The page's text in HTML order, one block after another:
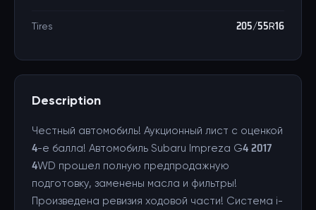
Tires 205/55R16
Description
Честный автомобиль! Аукционный лист с оценкой
4-е балла! Автомобиль Subaru Impreza G4 2017
4WD прошел полную предпродажную
подготовку, заменены масла и фильтры!
Произведена ревизия ходовой части! Cистема i-